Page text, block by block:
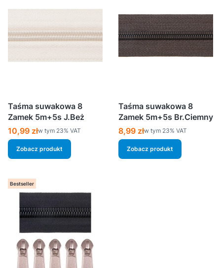
Taśma suwakowa 8
Zamek 5m+5s J.Beż
Cena brutto
10,99 złw tym %s VAT
w tym 23% VAT
Zobacz produkt
Taśma suwakowa 8
Zamek 5m+5s Br.Ciemny
Cena brutto
8,99 złw tym %s VAT
w tym 23% VAT
Zobacz produkt
Bestseller